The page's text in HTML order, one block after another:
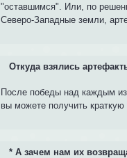
"оставшимся". Или, по
Северо-Западные земли,
Откуда взялись
После победы над каждым
вы можете получить
*А зачем нам их